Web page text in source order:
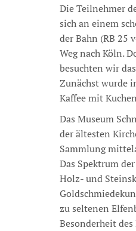
Die Teilnehmer
sich an einem
der Bahn (RB 25
Weg nach Köln.
besuchten wir
Zunächst wurde
Kaffee mit
Das Museum
der ältesten
Sammlung
Das Spektrum
Holz- und
zu seltenen
Besonderheit